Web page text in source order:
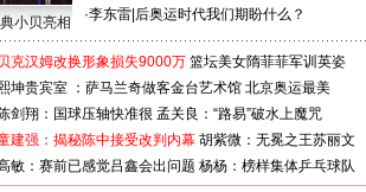
小贝亮相
·李东雷 后奥运时代我们期盼什么？
贝克汉姆改换形象损失9000万 篮坛美女隋菲菲军训英姿
坤贵宾室 ：萨马兰奇做客金台艺术馆 北京奥运最美
剑翔：国球压轴快准很 孟关良：“路易”破水上魔咒
建强：揭秘陈中接受改判内幕 胡紫微：无冕之王苏丽文
敏：赛前已感觉吕鑫会出问题 杨杨：榜样集体乒乓球队